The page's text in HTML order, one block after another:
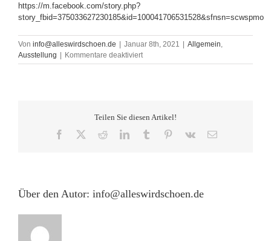
https://m.facebook.com/story.php?
story_fbid=375033627230185&id=100041706531528&sfnsn=scwspmo
Von info@alleswirdschoen.de Januar 8th, 2021 Allgemein,
Ausstellung
Kommentare deaktiviertfür
Online-
ABSOLUTIONPROJECT
vom
08.01.
Teilen Sie diesen Artikel!
Facebook RedditLinkedInTumblr Pinterest
Vk
E-
Über den Autor: info@alleswirdschoen.de